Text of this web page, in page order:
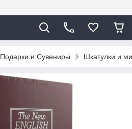
Подарки и Сувениры Шкатулки и